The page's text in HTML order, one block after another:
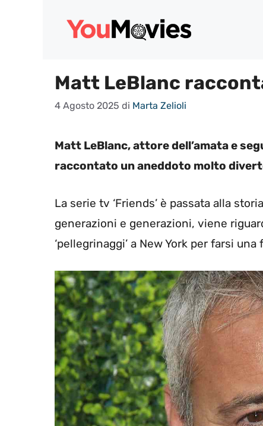
Matt LeBlanc
4 Agosto 2025 di Marta Zelioli
Matt LeBlanc, attore dell’amata e
raccontato un aneddoto molto
La serie tv ‘Friends’ è passata alla
generazioni e generazioni, viene
‘pellegrinaggi’ a New York per farsi